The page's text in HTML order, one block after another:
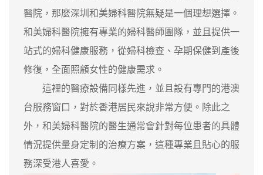
醫院，那麼深圳和美婦科醫院無疑是一個理想選擇。
和美婦科醫院擁有專業的婦科醫師團隊，並且提供一
站式的婦科健康服務，從婦科檢查、孕期保健到產後
修復，全面照顧女性的健康需求。
這裡的醫療設備同樣先進，並且設有專門的港澳
台服務窗口，對於香港居民來說非常方便。除此之
外，和美婦科醫院的醫生通常會針對每位患者的具體
情況提供量身定制的治療方案，這種專業且貼心的服
務深受港人喜愛。